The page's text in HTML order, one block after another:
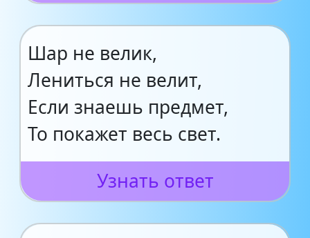
Шар не велик,
Лениться не велит,
Если знаешь предмет,
То покажет весь свет.
Узнать ответ